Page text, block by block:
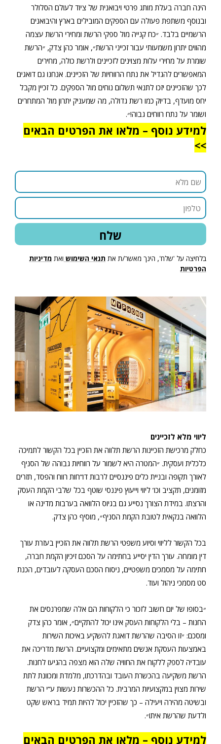
הינה חברה בעלת מותג פרטי ויבואנית של ציוד לעולם הסלולר
ובנוסף משתפת פעולה עם הספקים המובילים בארץ והיבואנים
הרשמיים בלבד. ״כח קנייה מול ספקי הרשת ומחירי הרשת עצמה
מהווים יתרון משמעותי עבור זכייני הרשת״, אומר כהן צדק, ״הרשת
שומרת על מחירי עלות מצוינים לזכיינים ולרשת כולה, מחירים
המאפשרים להגדיל את נתח הרווחיות של הזכיינים. אנחנו גם דואגים
לכך שהזכיינים יזכו לתנאי תשלום נוחים מול הספקים. כל זכיין מקבל
יחס מועדף, בדיוק כמו רשת גדולה, מה שמעניק יתרון מול המתחרים
ושומר על נתח רווחים גבוה!״.
למידע נוסף – מלאו את הפרטים הבאים
>>
בלחיצה על 'שלח', הינך מאשר/ת את תנאי השימוש ואת מדיניות
הפרטיות
ליווי מלא לזכיינים
כחלק מרכישת הזכיינות הרשת תלווה את הזכיין בכל הקשור לתמיכה
כלכלית ועסקית. ״המטרה היא לשמור על רווחיות גבוהה של הסניף
לאורך תקופה ובניית כלים פיננסיים לרבות דו”חות רווח והפסד, תזרים
מזומנים, תקציב וכו’ ליווי וייעוץ פיננסי שוטף בכל שלבי הקמת העסק
והרצתו. במידת הצורך נסייע גם בגיוס הלוואה בערבות מדינה או
הלוואה בנקאית לטובת הקמת הסניף״, מוסיף כהן צדק.
בכל הקשור לליווי וסיוע משפטי הרשת תלווה את הזכיין בעזרת עורך
דין מומחה. עורך הדין יסייע בחתימה על הסכם זיכיון הקמת חברה,
חתימה על מסמכים משפטיים, ניסוח הסכם העסקה לעובדים, הכנת
סט מסמכי ניהול ועוד.
״בסופו של יום חשוב לזכור כי הלקוחות הם אלה שמפרנסים את
החנות – בלי הלקוחות העסק אינו יכול להתקיים״, אומר כהן צדק
ומסכם: ״זו הסיבה שהרשת דואגת להשקיע באיכות השירות
באמצעות העסקת אנשים מתאימים ומקצועיים. הרשת מדריכה את
עובדיה לספק ללקוח את החוויה שלה הוא מצפה בהגיעו לחנות.
הרשת משקיעה בהכשרת העובד ובהדרכתו, מלמדת ומכוונת לתת
שירות מצוין במקצועיות המרבית. כל ההכשרות נעשות ע”י הרשת
ובשיטה מהירה ויעילה – כך שהזכיין יכול להיות תמיד בראש שקט
ולדעת שהרשת איתו״.
למידע נוסף – מלאו את הפרטים הבאים